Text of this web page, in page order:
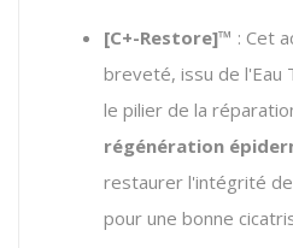
[C+-Restore]™ : Cet
breveté, issu de l'Eau
le pilier de la
régénération
restaurer l'intégrité
pour une bonne